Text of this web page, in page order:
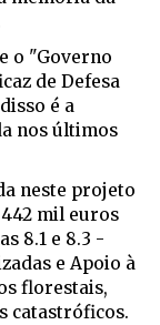
o "Governo
de Defesa
é a
nos últimos
neste projeto
mil euros
8.1 e 8.3 -
e Apoio à
florestais,
catastróficos.